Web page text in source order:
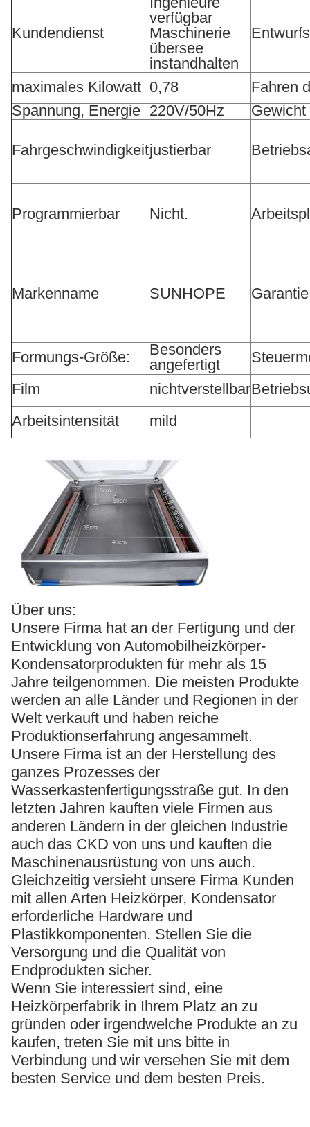
Kundendienst
verfügbar
Maschinerie
übersee
instandhalten
maximales Kilowatt 0,78
Fahren
Spannung, Energie 220V/50Hz Gewicht
Fahrgeschwindigkeitjustierbar
Programmierbar Nicht.
Markenname SUNHOPE Garantie
Formungs-Größe:
Besonders
angefertigt
Film
nichtverstellbar
Arbeitsintensität
mild
Über uns:
Unsere Firma hat an der Fertigung und der
Entwicklung von Automobilheizkörper-
Kondensatorprodukten für mehr als 15
Jahre teilgenommen. Die meisten Produkte
werden an alle Länder und Regionen in der
Welt verkauft und haben reiche
Produktionserfahrung angesammelt.
Unsere Firma ist an der Herstellung des
ganzes Prozesses der
Wasserkastenfertigungsstraße gut. In den
letzten Jahren kauften viele Firmen aus
anderen Ländern in der gleichen Industrie
auch das CKD von uns und kauften die
Maschinenausrüstung von uns auch.
Gleichzeitig versieht unsere Firma Kunden
mit allen Arten Heizkörper, Kondensator
erforderliche Hardware und
Plastikkomponenten. Stellen Sie die
Versorgung und die Qualität von
Endprodukten sicher.
Wenn Sie interessiert sind, eine
Heizkörperfabrik in Ihrem Platz an zu
gründen oder irgendwelche Produkte an zu
kaufen, treten Sie mit uns bitte in
Verbindung und wir versehen Sie mit dem
besten Service und dem besten Preis.